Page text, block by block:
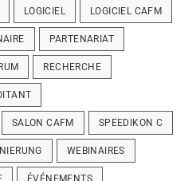
LOGICIEL LOGICIEL CAFM
PARTENARIAT
RECHERCHE
SALON CAFM SPEEDIKON C
WEBINAIRES
ÉVÉNEMENTS